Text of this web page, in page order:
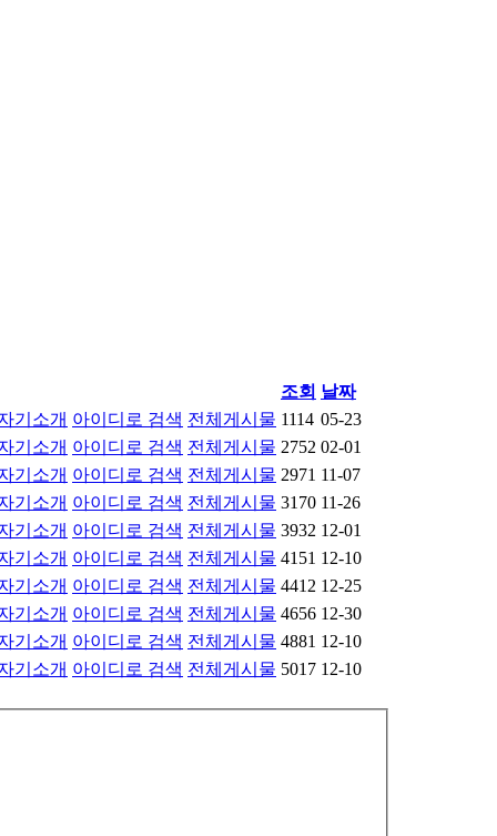
조회 날짜
기소개 아이디로 검색 전체게시물 1114 05-23
기소개 아이디로 검색 전체게시물 2752 02-01
기소개 아이디로 검색 전체게시물 2971 11-07
기소개 아이디로 검색 전체게시물 3170 11-26
기소개 아이디로 검색 전체게시물 3932 12-01
기소개 아이디로 검색 전체게시물 4151 12-10
기소개 아이디로 검색 전체게시물 4412 12-25
기소개 아이디로 검색 전체게시물 4656 12-30
기소개 아이디로 검색 전체게시물 4881 12-10
기소개 아이디로 검색 전체게시물 5017 12-10